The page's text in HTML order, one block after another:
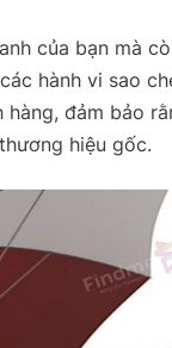
của bạn mà
hành vi sao
đảm bảo
hiệu gốc.